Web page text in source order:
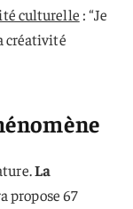
culturelle : “Je
créativité
La
propose 67